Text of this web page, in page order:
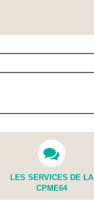
LES SERVICES DE LA
CPME64